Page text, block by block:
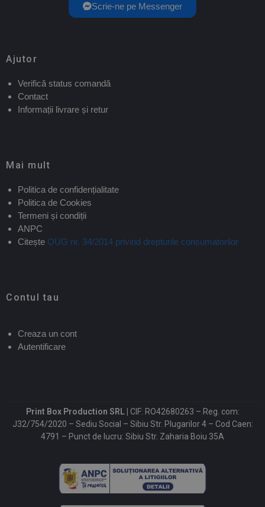
Scrie-ne pe Messenger
Ajutor
Verifică status comandă
Contact
Informații livrare și retur
Mai mult
Politica de confidențialitate
Politica de Cookies
Termeni și condiții
ANPC
Citește OUG nr. 34/2014 privind drepturile consumatorilor
Contul tau
Creaza un cont
Autentificare
Print Box Production SRL | CIF: RO42680263 – Reg. com:
J32/754/2020 – Sediu Social – Sibiu Str. Plugarilor 4 – Cod Caen:
4791 – Punct de lucru: Sibiu Str. Zaharia Boiu 35A